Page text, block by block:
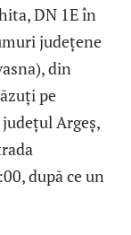
DN 1E în
județene
din
pe
Argeș,
după ce un